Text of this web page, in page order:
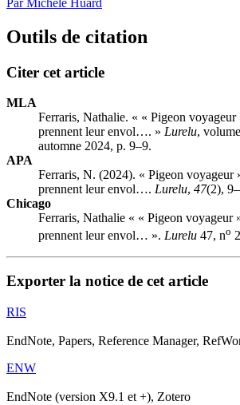
Outils de citation
Citer cet article
MLA
Ferraris, Nathalie. « « Pigeon voyageur
prennent leur envol…. » Lurelu,
automne 2024, p. 9–9.
APA
Ferraris, N. (2024). « Pigeon voyageur
prennent leur envol…. Lurelu, 47(2),
Chicago
Ferraris, Nathalie « « Pigeon voyageur
prennent leur envol… ». Lurelu 47, no
Exporter la notice de cet article
RIS
EndNote, Papers, Reference Manager,
ENW
EndNote (version X9.1 et +), Zotero